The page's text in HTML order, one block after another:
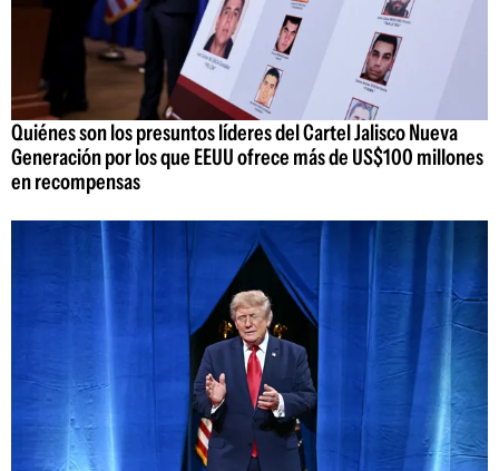
Quiénes son los presuntos líderes del Cartel Jalisco Nueva
Generación por los que EEUU ofrece más de US$100 millones
en recompensas